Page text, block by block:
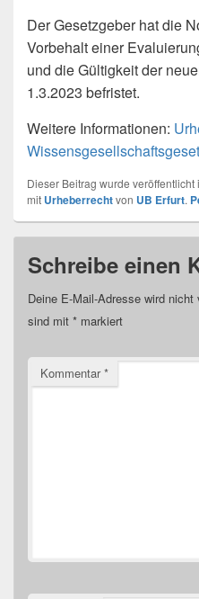
Der Gesetzgeber hat die
Vorbehalt einer
und die Gültigkeit der
1.3.2023 befristet.
Weitere Informationen:
Dieser Beitrag wurde veröffentlicht
mit Urheberrechtvon UB Erfurt.
Schreibe einen
Deine E-Mail-Adresse wird nicht
sind mit * markiert
Kommentar*